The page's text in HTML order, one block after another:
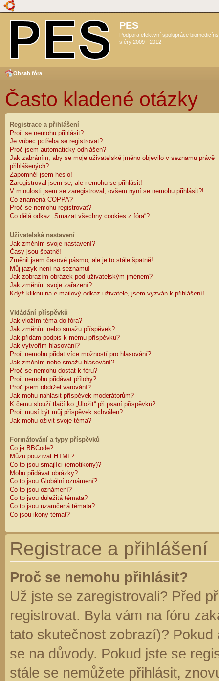
PES
Podpora efektivní spolupráce
sféry 2009 - 2012
Obsah fóra
Často kladené otázky
Registrace a přihlášení
Proč se nemohu přihlásit?
Je vůbec potřeba se registrovat?
Proč jsem automaticky odhlášen?
Jak zabráním, aby se moje uživatelské jméno objevilo v seznamu právě
přihlášených?
Zapomněl jsem heslo!
Zaregistroval jsem se, ale nemohu se přihlásit!
V minulosti jsem se zaregistroval, ovšem nyní se nemohu přihlásit?!
Co znamená COPPA?
Proč se nemohu registrovat?
Co dělá odkaz „Smazat všechny cookies z fóra“?
Uživatelská nastavení
Jak změním svoje nastavení?
Časy jsou špatně!
Změnil jsem časové pásmo, ale je to stále špatně!
Můj jazyk není na seznamu!
Jak zobrazím obrázek pod uživatelským jménem?
Jak změním svoje zařazení?
Když kliknu na e-mailový odkaz uživatele, jsem vyzván k přihlášení!
Vkládání příspěvků
Jak vložím téma do fóra?
Jak změním nebo smažu příspěvek?
Jak přidám podpis k mému příspěvku?
Jak vytvořím hlasování?
Proč nemohu přidat více možností pro hlasování?
Jak změním nebo smažu hlasování?
Proč se nemohu dostat k fóru?
Proč nemohu přidávat přílohy?
Proč jsem obdržel varování?
Jak mohu nahlásit příspěvek moderátorům?
K čemu slouží tlačítko „Uložit“ při psaní příspěvků?
Proč musí být můj příspěvek schválen?
Jak mohu oživit svoje téma?
Formátování a typy příspěvků
Co je BBCode?
Můžu používat HTML?
Co to jsou smajlíci (emotikony)?
Mohu přidávat obrázky?
Co to jsou Globální oznámení?
Co to jsou oznámení?
Co to jsou důležitá témata?
Co to jsou uzamčená témata?
Co jsou ikony témat?
Registrace a přihlášení
Proč se nemohu přihlásit?
Už jste se zaregistrovali? Před
registrovat. Byla vám na fóru
tato skutečnost zobrazí)?
se na důvody. Pokud jste se
stále se nemůžete přihlásit,